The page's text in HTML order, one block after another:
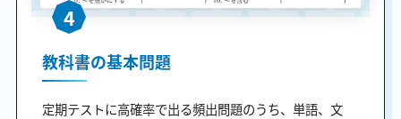
4
教科書の基本問題
定期テストに高確率で出る頻出問題のうち、単語、文